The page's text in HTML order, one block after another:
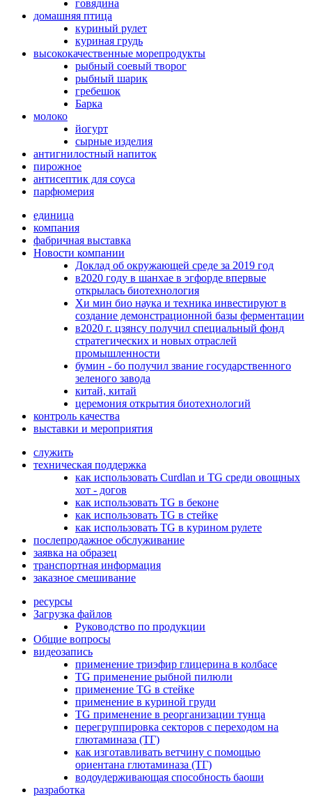
говядина
домашняя птица
куриный рулет
куриная грудь
высококачественные морепродукты
рыбный соевый творог
рыбный шарик
гребешок
Барка
молоко
йогурт
сырные изделия
антигнилостный напиток
пирожное
антисептик для соуса
парфюмерия
единица
компания
фабричная выставка
Новости компании
Доклад об окружающей среде за 2019 год
в2020 году в шанхае в эгфорде впервые
открылась биотехнология
Хи мин био наука и техника инвестируют в
создание демонстрационной базы ферментации
в2020 г. цзянсу получил специальный фонд
стратегических и новых отраслей
промышленности
бумин - бо получил звание государственного
зеленого завода
китай, китай
церемония открытия биотехнологий
контроль качества
выставки и мероприятия
служить
техническая поддержка
как использовать Curdlan и TG среди овощных
хот - догов
как использовать TG в беконе
как использовать TG в стейке
как использовать TG в курином рулете
послепродажное обслуживание
заявка на образец
транспортная информация
заказное смешивание
ресурсы
Загрузка файлов
Руководство по продукции
Общие вопросы
видеозапись
применение триэфир глицерина в колбасе
TG применение рыбной пилюли
применение TG в стейке
применение в куриной груди
TG применение в реорганизации тунца
перегруппировка секторов с переходом на
глютаминаза (ТГ)
как изготавливать ветчину с помощью
ориентана глютаминаза (ТГ)
водоудерживающая способность баоши
разработка